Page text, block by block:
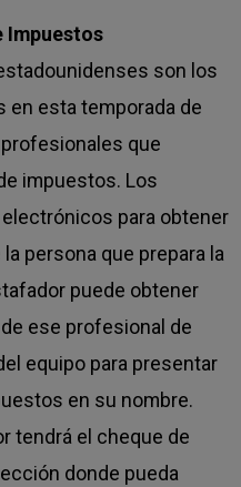
Impuestos
son los
esta temporada de
que
impuestos. Los
para obtener
persona que prepara la
puede obtener
ese profesional de
equipo para presentar
en su nombre.
tendrá el cheque de
donde pueda